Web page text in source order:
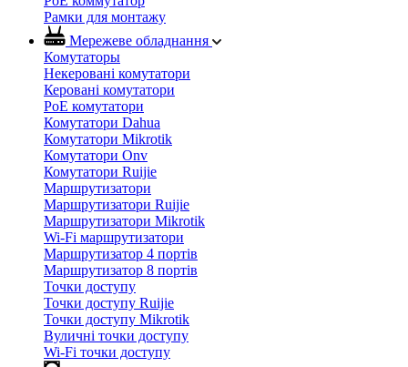
Рамки для монтажу
Мережеве обладнання
Комутаторы
Некеровані комутатори
Керовані комутатори
PoE комутатори
Комутатори Dahua
Комутатори Mikrotik
Комутатори Onv
Комутатори Ruijie
Маршрутизатори
Маршрутизатори Ruijie
Маршрутизатори Mikrotik
Wi-Fi маршрутизатори
Маршрутизатор 4 портів
Маршрутизатор 8 портів
Точки доступу
Точки доступу Ruijie
Точки доступу Mikrotik
Вуличні точки доступу
Wi-Fi точки доступу